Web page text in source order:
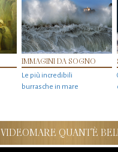
IMMAGINI DA SOGNO
Le più incredibili
burrasche in mare
VIDEOMARE QUANT'È